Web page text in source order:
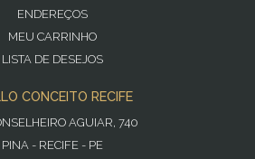
ENDEREÇOS
MEU CARRINHO
LISTA DE DESEJOS
CONCEITO RECIFE
AGUIAR, 740
PINA - RECIFE - PE